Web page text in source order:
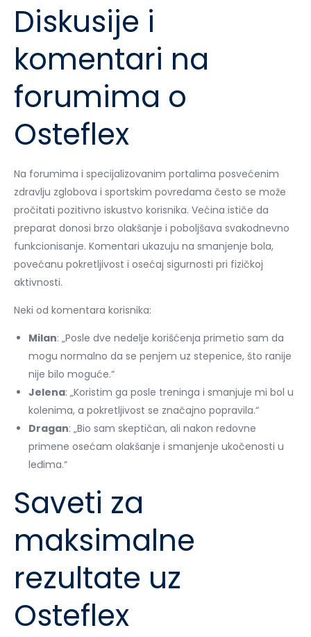
Diskusije i
komentari na
forumima o
Osteflex
Na forumima i specijalizovanim portalima posvećenim
zdravlju zglobova i sportskim povredama često se može
pročitati pozitivno iskustvo korisnika. Većina ističe da
preparat donosi brzo olakšanje i poboljšava svakodnevno
funkcionisanje. Komentari ukazuju na smanjenje bola,
povećanu pokretljivost i osećaj sigurnosti pri fizičkoj
aktivnosti.
Neki od komentara korisnika:
Milan: „Posle dve nedelje korišćenja primetio sam da
mogu normalno da se penjem uz stepenice, što ranije
nije bilo moguće.“
Jelena: „Koristim ga posle treninga i smanjuje mi bol u
kolenima, a pokretljivost se značajno popravila.“
Dragan: „Bio sam skeptičan, ali nakon redovne
primene osećam olakšanje i smanjenje ukočenosti u
leđima.“
Saveti za
maksimalne
rezultate uz
Osteflex